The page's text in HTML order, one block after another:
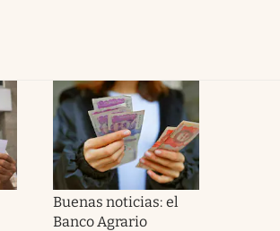
Buenas noticias: el
Banco Agrario